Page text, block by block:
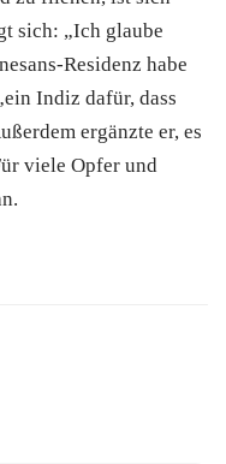
sich: „Ich glaube
Residenz habe
Indiz dafür, dass
ergänzte er, es
viele Opfer und